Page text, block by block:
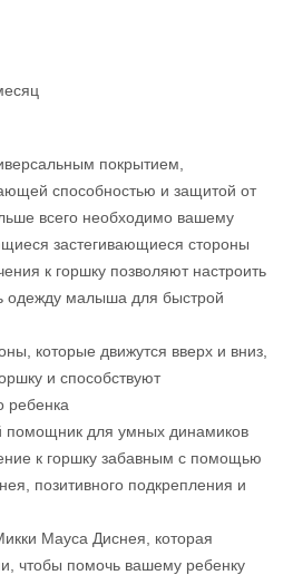
покрытием,
способностью и защитой от
всего необходимо вашему
застегивающиеся стороны
к горшку позволяют настроить
одежду малыша для быстрой
которые движутся вверх и вниз,
и способствуют
ребенка
помощник для умных динамиков
к горшку забавным с помощью
позитивного подкрепления и
Мауса Диснея, которая
чтобы помочь вашему ребенку